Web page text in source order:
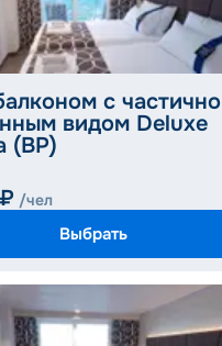
с частично
видом Deluxe
(BP)
₽ /чел
Выбрать